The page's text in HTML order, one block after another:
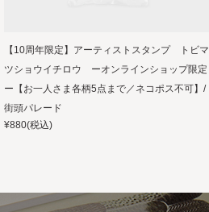
【10周年限定】アーティストスタンプ トビマ
ツショウイチロウ ーオンラインショップ限定
ー【お一人さま各柄5点まで／ネコポス不可】/
街頭パレード
¥880(税込)